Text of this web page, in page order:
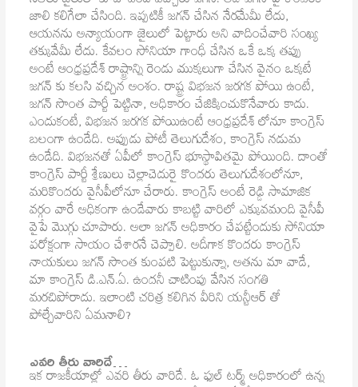
జాలి కలిగేలా చేసింది. ఇప్పటికీ జగన్ చేసిన నేరమేమీ లేదు,
ఆయనను అన్యాయంగా జైలులో పెట్టారు అని వాదించేవారి సంఖ్య
తక్కువేమీ లేదు. కేవలం సోనియా గాంధీ చేసిన ఒకే ఒక్క తప్పు
అంటే ఆంధ్రప్రదేశ్ రాష్ట్రాన్ని రెండు ముక్కలుగా చేసిన వైనం ఒక్కటే
జగన్ కు కలసి వచ్చిన అంశం. రాష్ట్ర విభజన జరగక పోయి ఉంటే,
జగన్ సొంత పార్టీ పెట్టినా, అధికారం చేజిక్కించుకొనేవారు కాదు.
ఎందుకంటే, విభజన జరగక పోయిఉంటే ఆంధ్రప్రదేశ్ లోనూ కాంగ్రెస్
బలంగా ఉండేది. అప్పుడు పోటీ తెలుగుదేశం, కాంగ్రెస్ నడుమ
ఉండేది. విభజనతో ఏపీలో కాంగ్రెస్ భూస్థాపితమై పోయింది. దాంతో
కాంగ్రెస్ పార్టీ శ్రేణులు చెల్లాచెదురై కొందరు తెలుగుదేశంలోనూ,
మరికొందరు వైసీపీలోనూ చేరారు. కాంగ్రెస్ అంటే రెడ్డి సామాజిక
వర్గం వారే అధికంగా ఉండేవారు కాబట్టి వారిలో ఎక్కువమంది వైసీపీ
వైపే మొగ్గు చూపారు. అలా జగన్ అధికారం చేపట్టేందుకు సోనియా
పరోక్షంగా సాయం చేశారనే చెప్పాలి. అదీగాక కొందరు కాంగ్రెస్
నాయకులు జగన్ సొంత కుంపటి పెట్టుకున్నా, అతను మా వాడే,
మా కాంగ్రెస్ డి.ఎన్.ఏ. ఉందనీ చాటింపు వేసిన సంగతి
మరచిపోరాదు. ఇలాంటి చరిత్ర కలిగిన వీరిని యన్టీఆర్ తో
పోల్చేవారిని ఏమనాలి?
ఎవరి తీరు వారిదే…
ఇక రాజకీయాల్లో ఎవరి తీరు వారిదే. ఓ ఫుల్ టర్మ్ అధికారంలో ఉన్న